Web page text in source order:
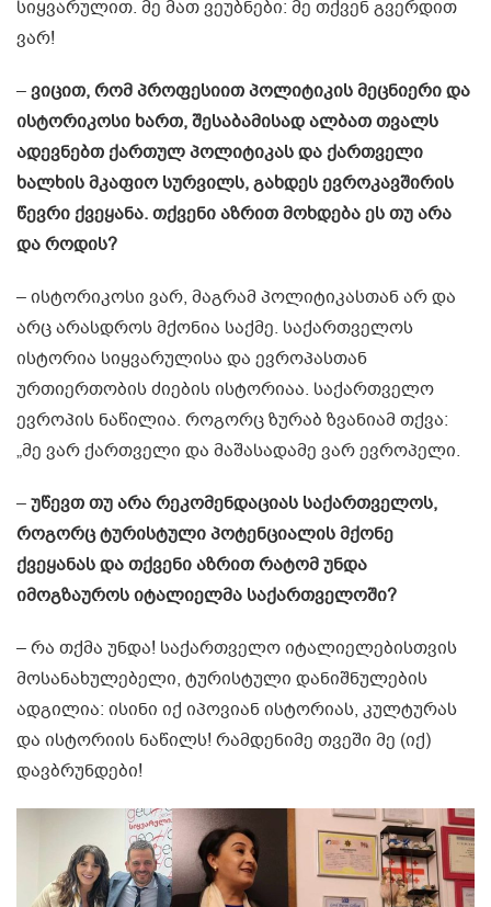
სიყვარულით. მე მათ ვეუბნები: მე თქვენ გვერდით
ვარ!
–ვიცით, რომ პროფესიით პოლიტიკის მეცნიერი და
ისტორიკოსი ხართ, შესაბამისად ალბათ თვალს
ადევნებთ ქართულ პოლიტიკას და ქართველი
ხალხის მკაფიო სურვილს, გახდეს ევროკავშირის
წევრი ქვეყანა. თქვენი აზრით მოხდება ეს თუ არა
და როდის?
– ისტორიკოსი ვარ, მაგრამ პოლიტიკასთან არ და
არც არასდროს მქონია საქმე. საქართველოს
ისტორია სიყვარულისა და ევროპასთან
ურთიერთობის ძიების ისტორიაა. საქართველო
ევროპის ნაწილია. როგორც ზურაბ ზვანიამ თქვა:
„მე ვარ ქართველი და მაშასადამე ვარ ევროპელი.
–უწევთ თუ არა რეკომენდაციას საქართველოს,
როგორც ტურისტული პოტენციალის მქონე
ქვეყანას და თქვენი აზრით რატომ უნდა
იმოგზაუროს იტალიელმა საქართველოში?
– რა თქმა უნდა! საქართველო იტალიელებისთვის
მოსანახულებელი, ტურისტული დანიშნულების
ადგილია: ისინი იქ იპოვიან ისტორიას, კულტურას
და ისტორიის ნაწილს! რამდენიმე თვეში მე (იქ)
დავბრუნდები!